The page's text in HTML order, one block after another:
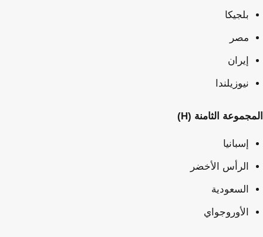
بلجيكا
مصر
إيران
نيوزيلندا
المجموعة الثامنة (H)
إسبانيا
الرأس الأخضر
السعودية
الأوروجواي